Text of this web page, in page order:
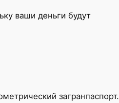
ваши деньги будут
загранпаспорт.